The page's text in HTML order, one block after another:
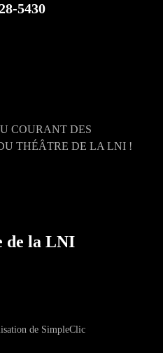
5430
COURANT DES
THÉÂTRE DE LA LNI !
de la LNI
de SimpleClic